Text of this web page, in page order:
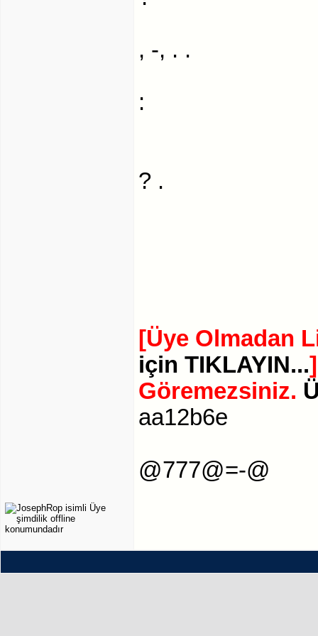
, -, . .
:
? .
[Üye Olmadan
için TIKLAYIN...]
Göremezsiniz.
aa12b6e
@777@=-@